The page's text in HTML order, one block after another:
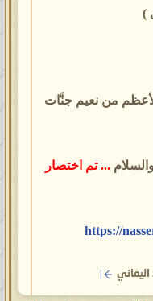
)
من نعيم جنَّات
... تم اختصار
https://